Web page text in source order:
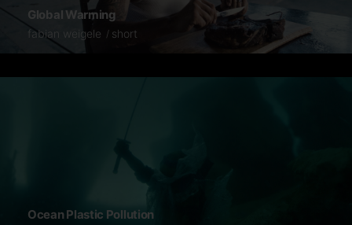
Global Warming
fabian weigele short
Ocean Plastic Pollution